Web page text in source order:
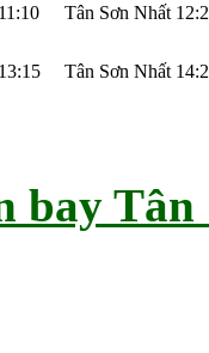
11:10 Tân Sơn Nhất
13:15 Tân Sơn Nhất
bay